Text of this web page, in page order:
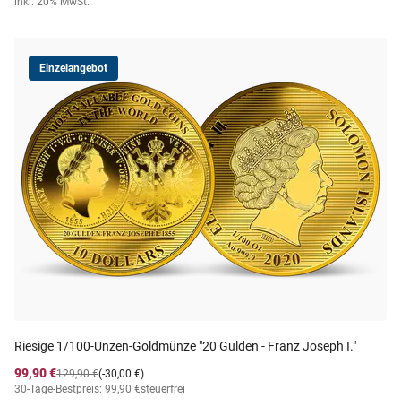
Einzelangebot
Riesige 1/100-Unzen-Goldmünze "20 Gulden - Franz Joseph I."
99,90 €
(-30,00 €)
129,90 €
30-Tage-Bestpreis: 99,90 €steuerfrei